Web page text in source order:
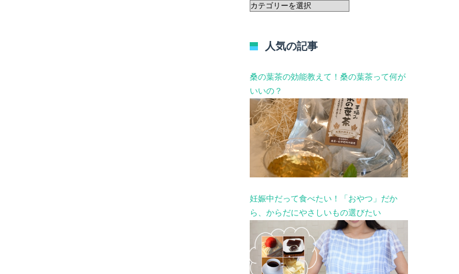
カ
ー
選
択
人気の記事
桑の葉茶の効能教えて！桑の葉茶って何が
いいの？
妊娠中だって食べたい！「おやつ」だか
ら、からだにやさしいもの選びたい